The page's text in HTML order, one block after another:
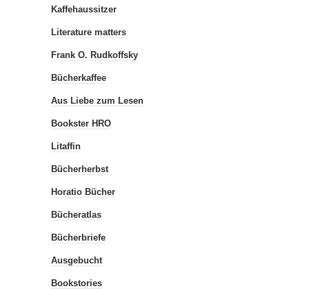
Kaffehaussitzer
Literature matters
Frank O. Rudkoffsky
Bücherkaffee
Aus Liebe zum Lesen
Bookster HRO
Litaffin
Bücherherbst
Horatio Bücher
Bücheratlas
Bücherbriefe
Ausgebucht
Bookstories